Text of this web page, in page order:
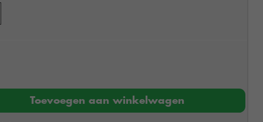
Toevoegen aan winkelwagen